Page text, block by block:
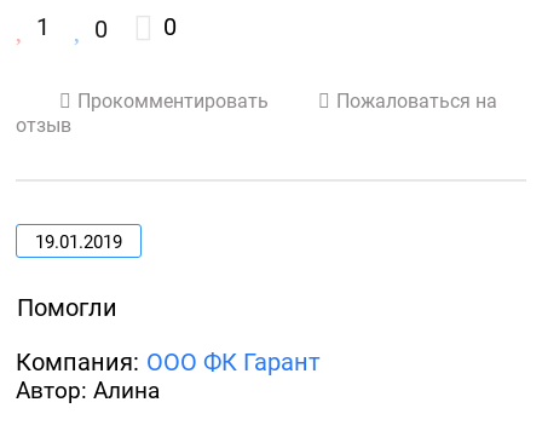
1 0 0
Прокомментировать
Пожаловаться на
отзыв
19.01.2019
Помогли
Компания: ООО ФК Гарант
Автор: Алина